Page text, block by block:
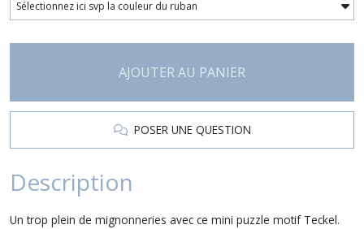
AJOUTER AU PANIER
POSER UNE QUESTION
Description
Un trop plein de mignonneries avec ce mini puzzle motif Teckel.